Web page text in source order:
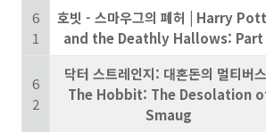
6
1
호빗 - 스마우그의 폐허 | Harry
and the Deathly Hallows: Part
6
2
닥터 스트레인지: 대혼돈의 멀티버스 |
The Hobbit: The Desolation
Smaug